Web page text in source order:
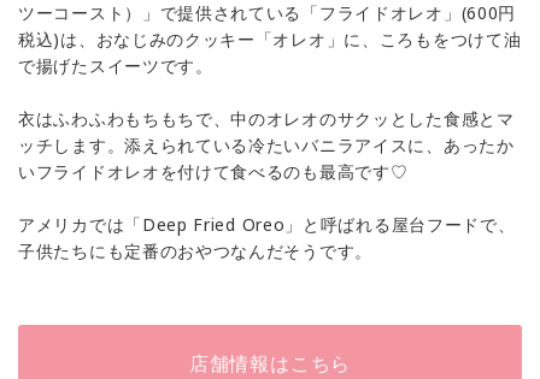
ツーコースト）」で提供されている「フライドオレオ」(600円
税込)は、おなじみのクッキー「オレオ」に、ころもをつけて油
で揚げたスイーツです。
衣はふわふわもちもちで、中のオレオのサクッとした食感とマ
ッチします。添えられている冷たいバニラアイスに、あったか
いフライドオレオを付けて食べるのも最高です♡
アメリカでは「Deep Fried Oreo」と呼ばれる屋台フードで、
子供たちにも定番のおやつなんだそうです。
店舗情報はこちら